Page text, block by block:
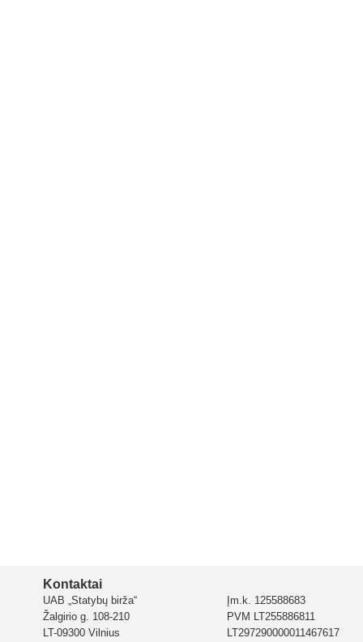
Kontaktai
UAB „Statybų birža“
Žalgirio g. 108-210
LT-09300 Vilnius
Įm.k. 125588683
PVM LT255886811
LT297290000011467617